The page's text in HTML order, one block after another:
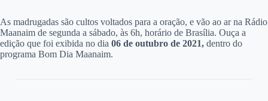
As madrugadas são cultos voltados para a oração, e vão ao ar na Rádio
Maanaim de segunda a sábado, às 6h, horário de Brasília. Ouça a
edição que foi exibida no dia 06 de outubro de 2021, dentro do
programa Bom Dia Maanaim.